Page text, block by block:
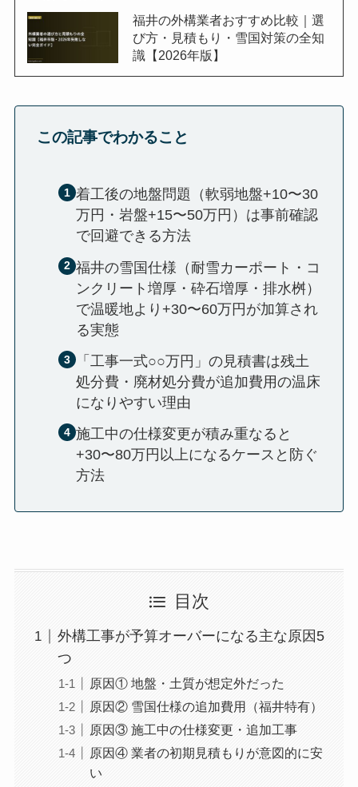
福井の外構業者おすすめ比較｜選
び方・見積もり・雪国対策の全知
識【2026年版】
この記事でわかること
着工後の地盤問題（軟弱地盤+10〜30
万円・岩盤+15〜50万円）は事前確認
で回避できる方法
福井の雪国仕様（耐雪カーポート・コ
ンクリート増厚・砕石増厚・排水桝）
で温暖地より+30〜60万円が加算され
る実態
「工事一式○○万円」の見積書は残土
処分費・廃材処分費が追加費用の温床
になりやすい理由
施工中の仕様変更が積み重なると
+30〜80万円以上になるケースと防ぐ
方法
目次
外構工事が予算オーバーになる主な原因5
つ
原因① 地盤・土質が想定外だった
原因② 雪国仕様の追加費用（福井特有）
原因③ 施工中の仕様変更・追加工事
原因④ 業者の初期見積もりが意図的に安
い